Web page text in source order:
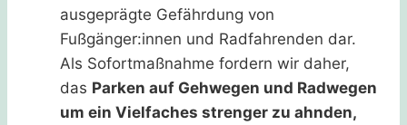
ausgeprägte Gefährdung von
Fußgänger:innen und Radfahrenden dar.
Als Sofortmaßnahme fordern wir daher,
das Parken auf Gehwegen und Radwegen
um ein Vielfaches strenger zu ahnden,